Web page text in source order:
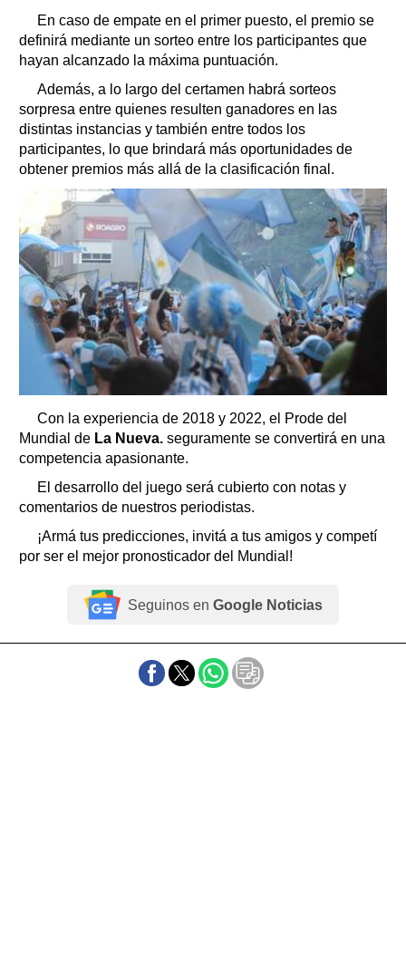
En caso de empate en el primer puesto, el premio se
definirá mediante un sorteo entre los participantes que
hayan alcanzado la máxima puntuación.
Además, a lo largo del certamen habrá sorteos
sorpresa entre quienes resulten ganadores en las
distintas instancias y también entre todos los
participantes, lo que brindará más oportunidades de
obtener premios más allá de la clasificación final.
Con la experiencia de 2018 y 2022, el Prode del
Mundial de La Nueva. seguramente se convertirá en una
competencia apasionante.
El desarrollo del juego será cubierto con notas y
comentarios de nuestros periodistas.
¡Armá tus predicciones, invitá a tus amigos y competí
por ser el mejor pronosticador del Mundial!
Seguinos en Google Noticias